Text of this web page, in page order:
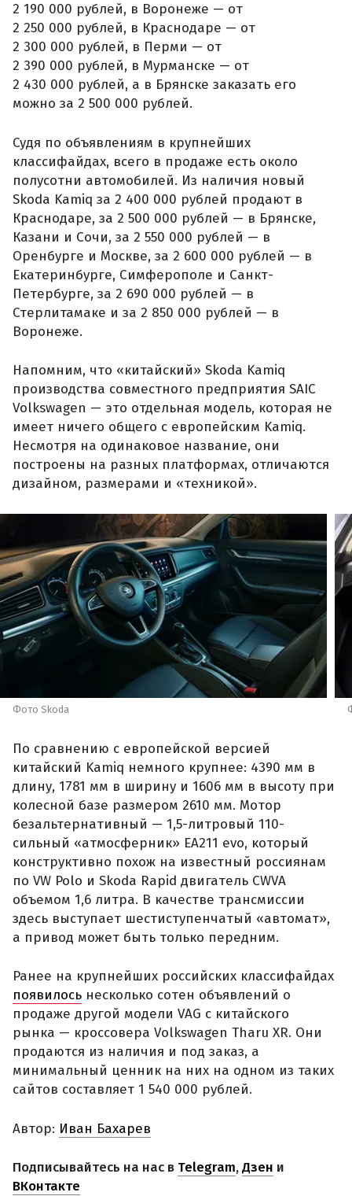
2 190 000 рублей, в Воронеже — от
2 250 000 рублей, в Краснодаре — от
2 300 000 рублей, в Перми — от
2 390 000 рублей, в Мурманске — от
2 430 000 рублей, а в Брянске заказать его
можно за 2 500 000 рублей.
Судя по объявлениям в крупнейших
классифайдах, всего в продаже есть около
полусотни автомобилей. Из наличия новый
Skoda Kamiq за 2 400 000 рублей продают в
Краснодаре, за 2 500 000 рублей — в Брянске,
Казани и Сочи, за 2 550 000 рублей — в
Оренбурге и Москве, за 2 600 000 рублей — в
Екатеринбурге, Симферополе и Санкт-
Петербурге, за 2 690 000 рублей — в
Стерлитамаке и за 2 850 000 рублей — в
Воронеже.
Напомним, что «китайский» Skoda Kamiq
производства совместного предприятия SAIC
Volkswagen — это отдельная модель, которая не
имеет ничего общего с европейским Kamiq.
Несмотря на одинаковое название, они
построены на разных платформах, отличаются
дизайном, размерами и «техникой».
Фото Skoda
По сравнению с европейской версией
китайский Kamiq немного крупнее: 4390 мм в
длину, 1781 мм в ширину и 1606 мм в высоту при
колесной базе размером 2610 мм. Мотор
безальтернативный — 1,5-литровый 110-
сильный «атмосферник» ЕА211 evo, который
конструктивно похож на известный россиянам
по VW Polo и Skoda Rapid двигатель CWVA
объемом 1,6 литра. В качестве трансмиссии
здесь выступает шестиступенчатый «автомат»,
а привод может быть только передним.
Ранее на крупнейших российских классифайдах
появилось несколько сотен объявлений о
продаже другой модели VAG с китайского
рынка — кроссовера Volkswagen Tharu XR. Они
продаются из наличия и под заказ, а
минимальный ценник на них на одном из таких
сайтов составляет 1 540 000 рублей.
Автор: Иван Бахарев
Подписывайтесь на нас в Telegram,Дзен и
ВКонтакте